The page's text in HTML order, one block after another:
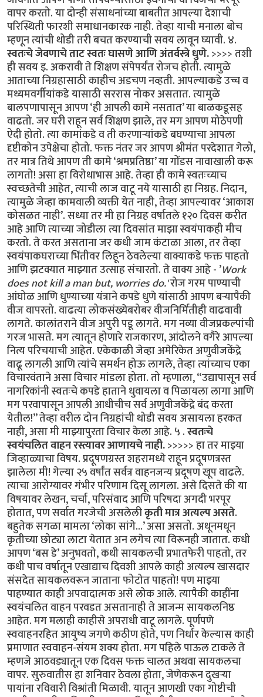
वापर करतो. या दोन्ही संसाधनांच्या बाबतीत आपल्या देशाची
परिस्थिती फारशी समाधानकारक नाही. तेव्हा याची मनाला बोच
म्हणून त्यांची थोडी तरी बचत करण्याची सवय लावून घ्यावी. ४.
स्वतःचे जेवणाचे ताट स्वतः घासणे आणि अंतर्वस्त्रे धुणे.>>>> तशी
ही सवय इ. अकरावी ते शिक्षण संपेपर्यंत रोजच होती. त्यामुळे
आताच्या निग्रहासाठी काहीच अडचण नव्हती. आपल्याकडे उच्च व
मध्यमवर्गीयांकडे यासाठी सररास नोकर असतात. त्यामुळे
बालपणापासून आपण ‘ही आपली कामे नसतात’ या बाळकडूसह
वाढतो. जर घरी राहून सर्व शिक्षण झाले, तर मग आपण मोठेपणी
ऐदी होतो. त्या कामांकडे व ती करणाऱ्यांकडे बघण्याचा आपला
दृष्टीकोन उपेक्षेचा होतो. फक्त नंतर जर आपण श्रीमंत परदेशात गेलो,
तर मात्र तिथे आपण ती कामे ‘श्रमप्रतिष्ठा’ या गोंडस नावाखाली करू
लागतो! असा हा विरोधाभास आहे. तेव्हा ही कामे स्वतःच्याच
स्वच्छतेची आहेत, त्याची लाज वाटू नये यासाठी हा निग्रह. निदान,
त्यामुळे जेव्हा कामवाली व्यक्ती येत नाही, तेव्हा आपल्यावर ‘आकाश
कोसळत नाही’. सध्या तर मी हा निग्रह वर्षातले १२० दिवस करीत
आहे आणि त्याच्या जोडीला त्या दिवसांत माझा स्वयंपाकही मीच
करतो. ते करत असताना जर कधी जाम कंटाळा आला, तर तेव्हा
स्वयंपाकघराच्या भिंतीवर लिहून ठेवलेल्या वाक्याकडे फक्त पाहतो
आणि झटक्यात माझ्यात उत्साह संचारतो. ते वाक्य आहे - ’Work
does not kill a man but, worries do.'रोज गरम पाण्याची
आंघोळ आणि धुण्याच्या यंत्राने कपडे धुणे यांसाठी आपण बऱ्यापैकी
वीज वापरतो. वाढत्या लोकसंख्येबरोबर वीजनिर्मितीही वाढवावी
लागते. कालांतराने वीज अपुरी पडू लागते. मग नव्या वीजप्रकल्पांची
गरज भासते. मग त्यातून होणारे राजकारण, आंदोलने वगैरे आपल्या
नित्य परिचयाची आहेत. एकेकाळी जेव्हा अमेरिकेत अणुवीजकेंद्रे
वाढू लागली आणि त्यांचे समर्थन होऊ लागले, तेव्हा त्यांच्याच एका
विचारवंताने असा विचार मांडला होता. तो म्हणाला, “उद्यापासून सर्व
नागरिकांनी स्वतःचे कपडे हाताने धुवायला व पिळायला लागा आणि
मग परवापासून आपली आधीचीच सर्व अणुवीजकेंद्रे बंद करता
येतील!” तेव्हा वरील दोन निग्रहांची थोडी सवय असायला हरकत
नाही, असा मी माझ्यापुरता विचार केला आहे. ५ .स्वतःचे
स्वयंचलित वाहन रस्त्यावर आणायचे नाही.>>>>> हा तर माझ्या
जिव्हाळ्याचा विषय. प्रदूषणग्रस्त शहरामध्ये राहून प्रदूषणत्रस्त
झालेला मी! गेल्या २५ वर्षांत सर्वत्र वाहनजन्य प्रदूषण खूप वाढले.
त्याचा आरोग्यावर गंभीर परिणाम दिसू लागला. असे दिसते की या
विषयावर लेखन, चर्चा, परिसंवाद आणि परिषदा अगदी भरपूर
होतात, पण सर्वात गरजेची असलेलीकृती मात्र अत्यल्प असते.
बहुतेक सगळा मामला ‘लोका सांगे...’ असा असतो. अधूनमधून
कृतीच्या छोट्या लाटा येतात अन लगेच त्या विरूनही जातात. कधी
आपण ‘बस डे’ अनुभवतो, कधी सायकलची प्रभातफेरी पाहतो, तर
कधी पाच वर्षातून एखाद्याच दिवशी आपले काही अत्यल्प खासदार
संसदेत सायकलवरून जाताना फोटोत पाहतो! पण माझ्या
पाहण्यात काही अपवादात्मक असे लोक आले. त्यापैकी काहींना
स्वयंचलित वाहन परवडत असतानाही ते आजन्म सायकलनिष्ठ
आहेत. मग मलाही काहीसे अपराधी वाटू लागले. पूर्णपणे
स्ववाहनरहित आयुष्य जगणे कठीण होते, पण निर्धार केल्यास काही
प्रमाणात स्ववाहन-संयम शक्य होता. मग पहिले पाऊल टाकले ते
म्हणजे आठवड्यातून एक दिवस फक्त चालत अथवा सायकलचा
वापर. सुरुवातीस हा शनिवार ठेवला होता, जेणेकरून दुखऱ्या
पायांना रविवारी विश्रांती मिळावी. यातून आणखी एका गोष्टीची